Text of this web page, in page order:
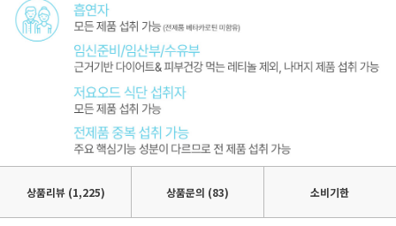
상품리뷰 (1,225) 상품문의 (83) 소비기한